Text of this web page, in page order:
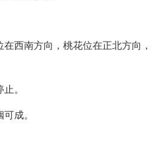
西南方向，桃花位在正北方向，
。
成。